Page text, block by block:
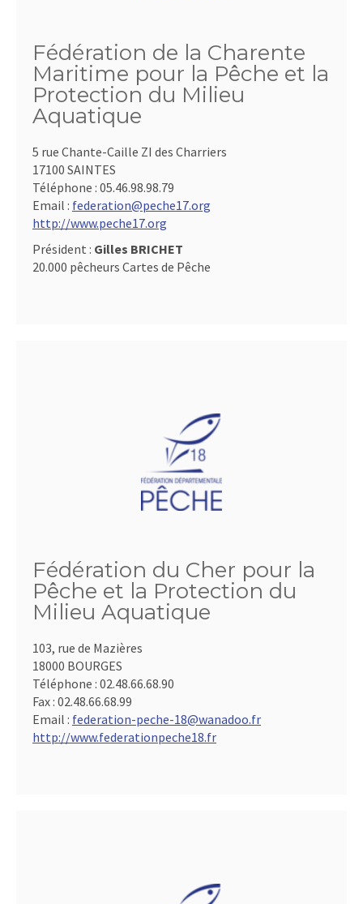
Fédération de la Charente
Maritime pour la Pêche et la
Protection du Milieu
Aquatique
5 rue Chante-Caille ZI des Charriers
17100 SAINTES
Téléphone : 05.46.98.98.79
Email : federation@peche17.org
http://www.peche17.org
Président : Gilles BRICHET
20.000 pêcheurs Cartes de Pêche
Fédération du Cher pour la
Pêche et la Protection du
Milieu Aquatique
103, rue de Mazières
18000 BOURGES
Téléphone : 02.48.66.68.90
Fax : 02.48.66.68.99
Email : federation-peche-18@wanadoo.fr
http://www.federationpeche18.fr